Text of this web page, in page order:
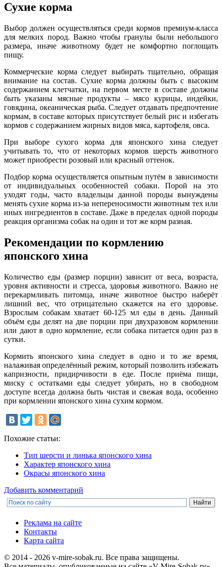
Сухие корма
Выбор должен осуществляться среди кормов премиум-класса
для мелких пород. Важно чтобы гранулы были небольшого
размера, иначе животному будет не комфортно поглощать
пищу.
Коммерческие корма следует выбирать тщательно, обращая
внимание на состав. Сухие корма должны быть с высоким
содержанием клетчатки, на первом месте в составе должны
быть указаны мясные продукты – мясо курицы, индейки,
говядина, океаническая рыба. Следует отдавать предпочтение
кормам, в составе которых присутствует белый рис и избегать
кормов с содержанием жирных видов мяса, картофеля, овса.
При выборе сухого корма для японского хина следует
учитывать то, что от некоторых кормов шерсть животного
может приобрести розовый или красный оттенок.
Подбор корма осуществляется опытным путём в зависимости
от индивидуальных особенностей собаки. Порой на это
уходят годы, часто владельцы данной породы вынуждены
менять сухие корма из-за непереносимости животным тех или
иных ингредиентов в составе. Даже в пределах одной породы
реакция организма собак на один и тот же корм разная.
Рекомендации по кормлению
японского хина
Количество еды (размер порции) зависит от веса, возраста,
уровня активности и стресса, здоровья животного. Важно не
перекармливать питомца, иначе животное быстро наберёт
лишний вес, что отрицательно скажется на его здоровье.
Взрослым собакам хватает 60-125 мл еды в день. Данный
объём еды делят на две порции при двухразовом кормлении
или дают в одно кормление, если собака питается один раз в
сутки.
Кормить японского хина следует в одно и то же время,
налаживая определённый режим, который позволить избежать
капризности, придирчивости в еде. После приёма пищи,
миску с остатками еды следует убирать, но в свободном
доступе всегда должна быть чистая и свежая вода, особенно
при кормлении японского хина сухим кормом.
Похожие статьи:
Тип шерсти и линька японского хина
Характер японского хина
Окрасы японского хина
Добавить комментарий
Реклама на сайте
Контакты
Карта сайта
© 2014 - 2026 v-mire-sobak.ru. Все права защищены.